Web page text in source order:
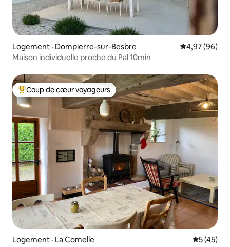
Logement · Dompierre-sur-Besbre Note
4,97 (96)
Maison individuelle proche du Pal 10min
Coup de cœur voyageurs parmi les plus aimés
Coup de cœur voyageurs
Logement · La Comelle Note
5 (45)